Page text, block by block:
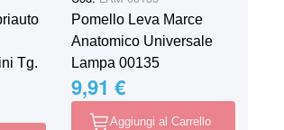
Tg.
Pomello Leva Marce
Anatomico Universale
Lampa 00135
9,91 €
Aggiungi al Carrello